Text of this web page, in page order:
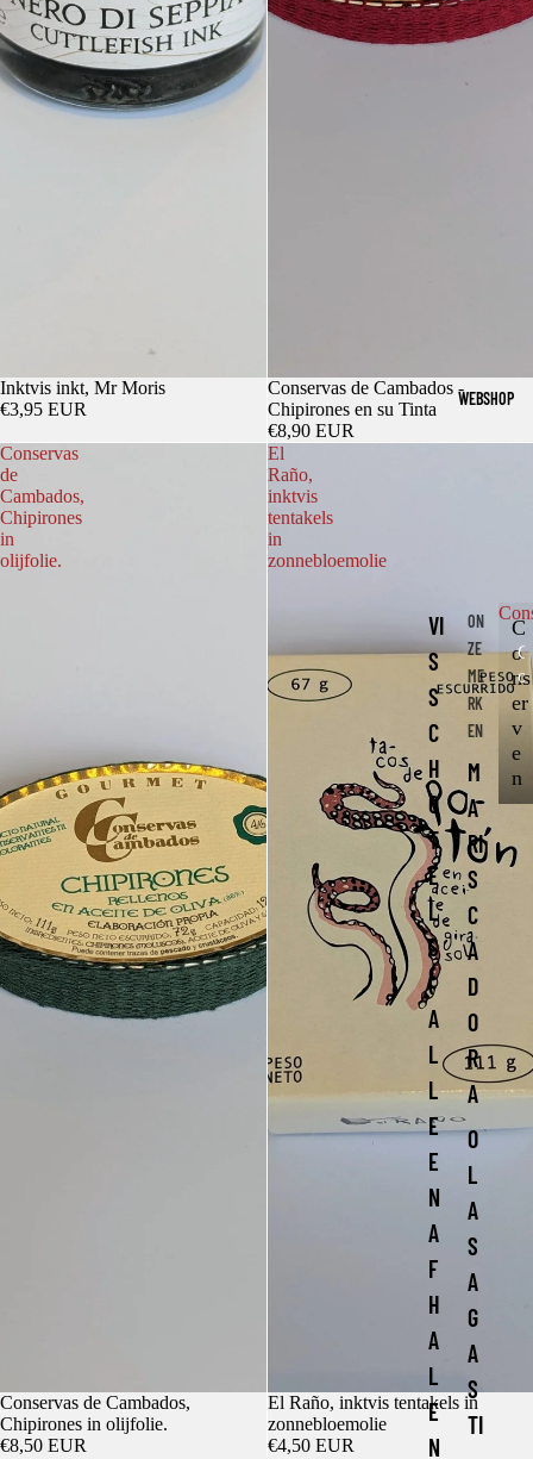
WEBSHOP
VI
S
S
C
H
O
T
E
L
S
(
A
L
L
E
E
N
A
F
H
A
L
E
N
ON
ZE
ME
RK
EN
M
A
RI
S
C
A
D
O
R
A
O
L
A
S
A
G
A
S
TI
C
o
ns
er
v
e
n
C
o
n
s
e
r
Inktvis inkt, Mr Moris
€3,95 EUR
Conservas de Cambados -
Chipirones en su Tinta
€8,90 EUR
Conservas
de
Cambados,
Chipirones
in
olijfolie.
Conservas de Cambados,
Chipirones in olijfolie.
€8,50 EUR
El
Raño,
inktvis
tentakels
in
zonnebloemolie
El Raño, inktvis tentakels in
zonnebloemolie
€4,50 EUR